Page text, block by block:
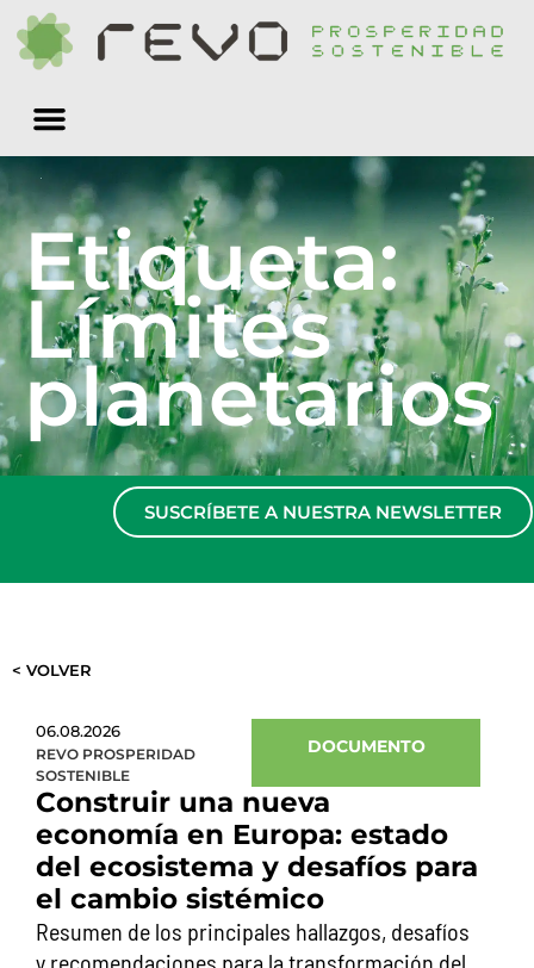
Etiqueta:
Límites
planetarios
SUSCRÍBETE A NUESTRA NEWSLETTER
< VOLVER
06.08.2026
REVO PROSPERIDAD
SOSTENIBLE
DOCUMENTO
Construir una nueva
economía en Europa: estado
del ecosistema y desafíos para
el cambio sistémico
Resumen de los principales hallazgos, desafíos
y recomendaciones para la transformación del